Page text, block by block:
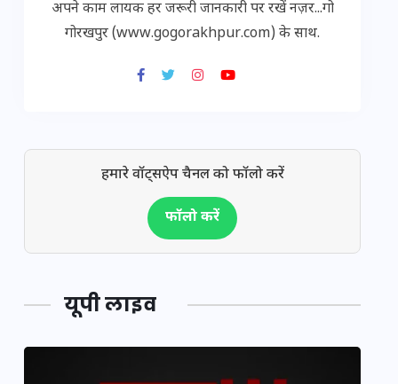
अपने काम लायक हर जरूरी जानकारी पर रखें नज़र...गो
गोरखपुर (www.gogorakhpur.com) के साथ.
हमारे वॉट्सऐप चैनल को फॉलो करें
फॉलो करें
यूपी लाइव